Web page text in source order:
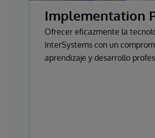
Implementation
Ofrecer eficazmente la
InterSystems con un
aprendizaje y desarrollo